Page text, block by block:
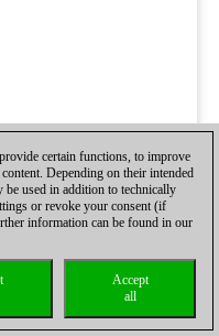
certain functions, to improve
Depending on their intended
be used in addition to technically
or revoke your consent (if
information can be found in our
Accept
all